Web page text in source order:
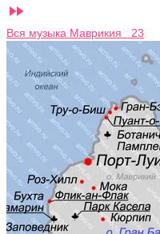

Вся музыка Маврикия 23